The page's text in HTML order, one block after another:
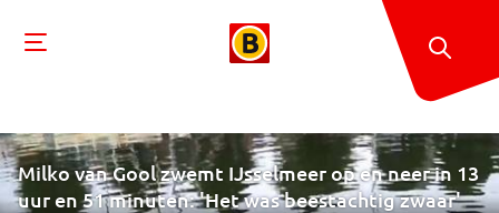
Milko van Gool zwemt IJsselmeer op en neer in 13
uur en 51 minuten: 'Het was beestachtig zwaar'